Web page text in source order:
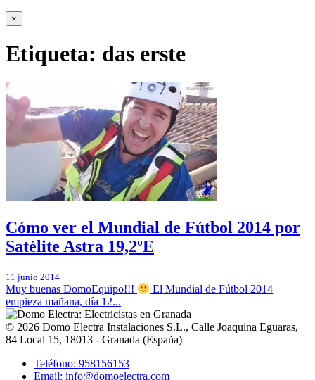
×
Etiqueta: das erste
Cómo ver el Mundial de Fútbol 2014 por
Satélite Astra 19,2ºE
11 junio 2014
Muy buenas DomoEquipo!!!
El Mundial de Fútbol 2014
empieza mañana, día 12...
© 2026 Domo Electra Instalaciones S.L., Calle Joaquina Eguaras,
84 Local 15, 18013 - Granada (España)
Teléfono: 958156153
Email: info@domoelectra.com